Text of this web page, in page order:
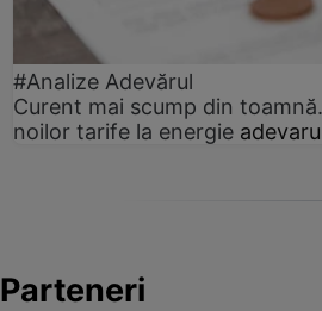
#Analize Adevărul
Curent mai scump din
noilor tarife la energie
Parteneri